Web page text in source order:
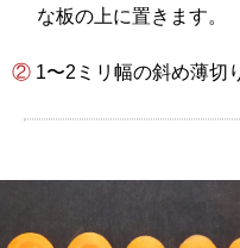
な板の上に置きます。
② 1〜2ミリ幅の斜め薄切